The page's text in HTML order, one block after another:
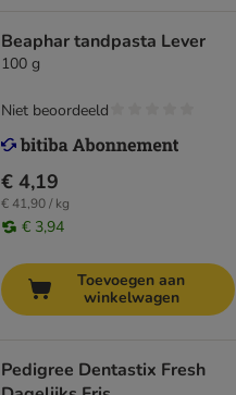
Beaphar tandpasta Lever
100 g
€ 4,19
€ 41,90 / kg
€ 3,94
Niet beoordeeld
Toevoegen aan
winkelwagen
Pedigree Dentastix Fresh